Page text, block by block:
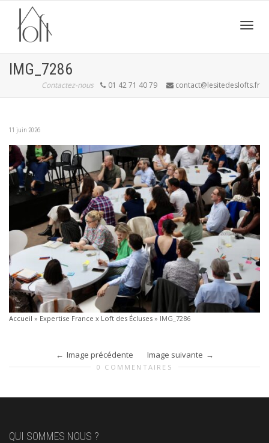
IMG_7286
Contactez-nous 01 42 71 40 79 contact@lesitedeslofts.fr
11 juin 2026
Accueil » Expertise France x Loft des Écluses » IMG_7286
Image précédente Image suivante
0 COMMENTAIRES
QUI SOMMES NOUS ?